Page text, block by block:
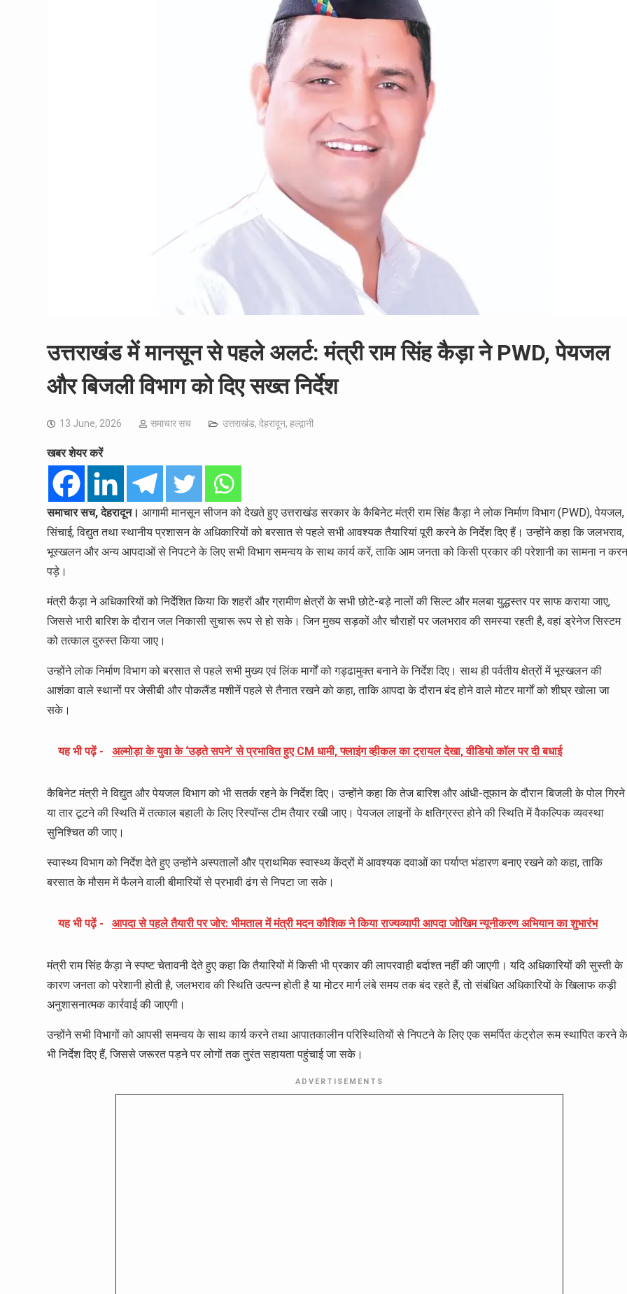
उत्तराखंड में मानसून से पहले अलर्ट: मंत्री राम सिंह कैड़ा ने PWD, पेयजल
और बिजली विभाग को दिए सख्त निर्देश
13 June, 2026 समाचार सच उत्तराखंड, देहरादून, हल्द्वानी
खबर शेयर करें
समाचार सच, देहरादून। आगामी मानसून सीजन को देखते हुए उत्तराखंड सरकार के कैबिनेट मंत्री राम सिंह कैड़ा ने लोक निर्माण विभाग (PWD), पेयजल,
सिंचाई, विद्युत तथा स्थानीय प्रशासन के अधिकारियों को बरसात से पहले सभी आवश्यक तैयारियां पूरी करने के निर्देश दिए हैं। उन्होंने कहा कि जलभराव,
भूस्खलन और अन्य आपदाओं से निपटने के लिए सभी विभाग समन्वय के साथ कार्य करें, ताकि आम जनता को किसी प्रकार की परेशानी का सामना न
पड़े।
मंत्री कैड़ा ने अधिकारियों को निर्देशित किया कि शहरों और ग्रामीण क्षेत्रों के सभी छोटे-बड़े नालों की सिल्ट और मलबा युद्धस्तर पर साफ कराया जाए,
जिससे भारी बारिश के दौरान जल निकासी सुचारू रूप से हो सके। जिन मुख्य सड़कों और चौराहों पर जलभराव की समस्या रहती है, वहां ड्रेनेज सिस्टम
को तत्काल दुरुस्त किया जाए।
उन्होंने लोक निर्माण विभाग को बरसात से पहले सभी मुख्य एवं लिंक मार्गों को गड्ढामुक्त बनाने के निर्देश दिए। साथ ही पर्वतीय क्षेत्रों में भूस्खलन की
आशंका वाले स्थानों पर जेसीबी और पोकलैंड मशीनें पहले से तैनात रखने को कहा, ताकि आपदा के दौरान बंद होने वाले मोटर मार्गों को शीघ्र खोला जा
सके।
यह भी पढ़ें - अल्मोड़ा के युवा के ‘उड़ते सपने’ से प्रभावित हुए CM धामी, फ्लाइंग व्हीकल का ट्रायल देखा, वीडियो कॉल पर दी बधाई
कैबिनेट मंत्री ने विद्युत और पेयजल विभाग को भी सतर्क रहने के निर्देश दिए। उन्होंने कहा कि तेज बारिश और आंधी-तूफान के दौरान बिजली के पोल गिरने
या तार टूटने की स्थिति में तत्काल बहाली के लिए रिस्पॉन्स टीम तैयार रखी जाए। पेयजल लाइनों के क्षतिग्रस्त होने की स्थिति में वैकल्पिक व्यवस्था
सुनिश्चित की जाए।
स्वास्थ्य विभाग को निर्देश देते हुए उन्होंने अस्पतालों और प्राथमिक स्वास्थ्य केंद्रों में आवश्यक दवाओं का पर्याप्त भंडारण बनाए रखने को कहा, ताकि
बरसात के मौसम में फैलने वाली बीमारियों से प्रभावी ढंग से निपटा जा सके।
यह भी पढ़ें - आपदा से पहले तैयारी पर जोर: भीमताल में मंत्री मदन कौशिक ने किया राज्यव्यापी आपदा जोखिम न्यूनीकरण अभियान का शुभारंभ
मंत्री राम सिंह कैड़ा ने स्पष्ट चेतावनी देते हुए कहा कि तैयारियों में किसी भी प्रकार की लापरवाही बर्दाश्त नहीं की जाएगी। यदि अधिकारियों की सुस्ती के
कारण जनता को परेशानी होती है, जलभराव की स्थिति उत्पन्न होती है या मोटर मार्ग लंबे समय तक बंद रहते हैं, तो संबंधित अधिकारियों के खिलाफ कड़ी
अनुशासनात्मक कार्रवाई की जाएगी।
उन्होंने सभी विभागों को आपसी समन्वय के साथ कार्य करने तथा आपातकालीन परिस्थितियों से निपटने के लिए एक समर्पित कंट्रोल रूम स्थापित करने के
भी निर्देश दिए हैं, जिससे जरूरत पड़ने पर लोगों तक तुरंत सहायता पहुंचाई जा सके।
ADVERTISEMENTS